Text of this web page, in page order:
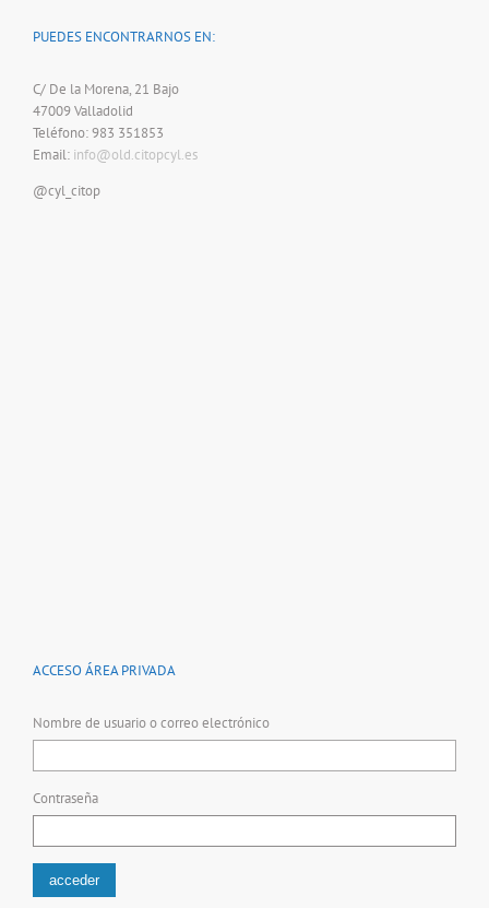
PUEDES ENCONTRARNOS EN:
C/ De la Morena, 21 Bajo
47009 Valladolid
Teléfono: 983 351853
Email: info@old.citopcyl.es
@cyl_citop
ACCESO ÁREA PRIVADA
Nombre de usuario o correo electrónico
Contraseña